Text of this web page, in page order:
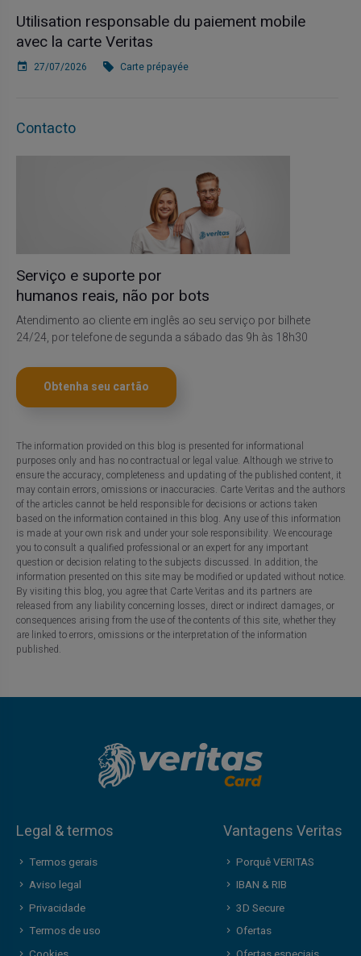
Utilisation responsable du paiement mobile
avec la carte Veritas
27/07/2026 Carte prépayée
Contacto
Serviço e suporte por
humanos reais, não por bots
Atendimento ao cliente em inglês ao seu serviço por bilhete
24/24, por telefone de segunda a sábado das 9h às 18h30
Obtenha seu cartão
The information provided on this blog is presented for informational
purposes only and has no contractual or legal value. Although we strive to
ensure the accuracy, completeness and updating of the published content, it
may contain errors, omissions or inaccuracies. Carte Veritas and the authors
of the articles cannot be held responsible for decisions or actions taken
based on the information contained in this blog. Any use of this information
is made at your own risk and under your sole responsibility. We encourage
you to consult a qualified professional or an expert for any important
question or decision relating to the subjects discussed. In addition, the
information presented on this site may be modified or updated without notice.
By visiting this blog, you agree that Carte Veritas and its partners are
released from any liability concerning losses, direct or indirect damages, or
consequences arising from the use of the contents of this site, whether they
are linked to errors, omissions or the interpretation of the information
published.
Legal & termos
Termos gerais
Aviso legal
Privacidade
Termos de uso
Vantagens Veritas
Porquê VERITAS
IBAN & RIB
3D Secure
Ofertas